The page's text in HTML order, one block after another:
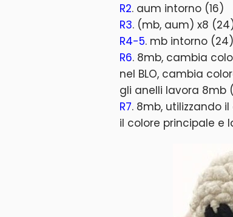
R2. aum intorno (16)
R3. (mb, aum) x8
R4-5. mb intorno (24)
R6. 8mb, cambia
nel BLO, cambia
gli anelli lavora 8mb
R7. 8mb, utilizzando
il colore principale e